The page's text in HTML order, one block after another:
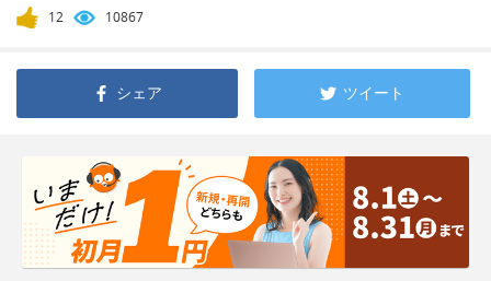
12 10867
シェア ツイート